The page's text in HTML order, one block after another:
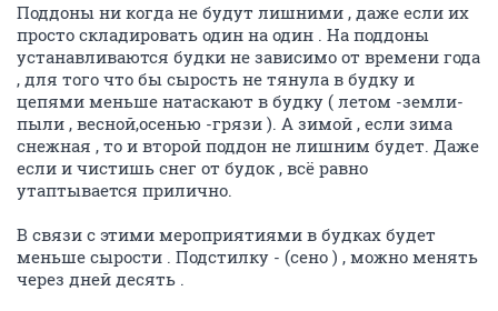
Поддоны ни когда не будут лишними , даже если их
просто складировать один на один . На поддоны
устанавливаются будки не зависимо от времени года
, для того что бы сырость не тянула в будку и
цепями меньше натаскают в будку ( летом -земли-
пыли , весной,осенью -грязи ). А зимой , если зима
снежная , то и второй поддон не лишним будет. Даже
если и чистишь снег от будок , всё равно
утаптывается прилично.
В связи с этими мероприятиями в будках будет
меньше сырости . Подстилку - (сено ) , можно менять
через дней десять .